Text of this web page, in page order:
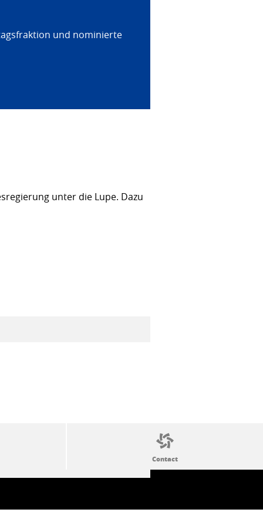
und nominierte
unter die Lupe. Dazu